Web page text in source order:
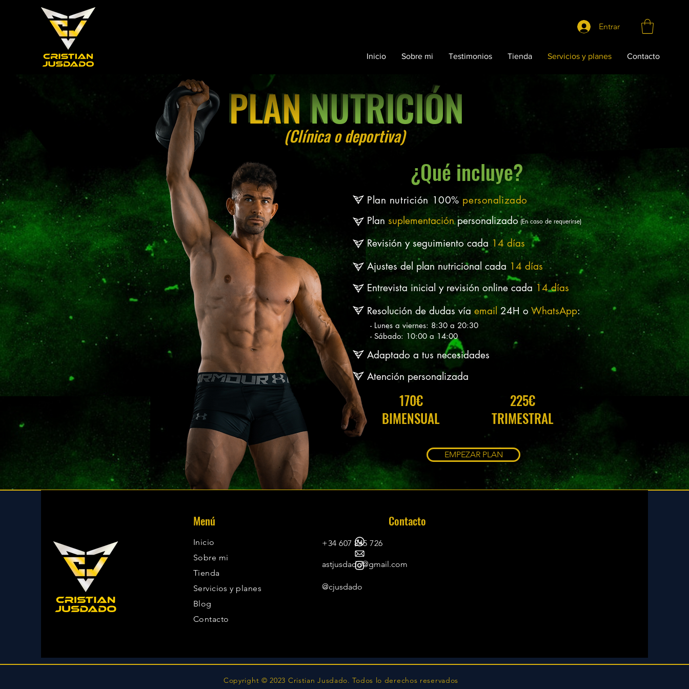
Entrar
Inicio Sobre mi Testimonios Tienda Servicios y planes Contacto
PLAN NUTRICIÓN
PLAN NUTRICIÓN
¿Qué incluye?
Plan nutrición 100% personalizado
Plan suplementaciónpersonalizado (En caso de requerirse)
Revisión y seguimiento cada 14 días
Ajustesdel plan nutricional cada 14 días
Entrevista inicial y revisión online cada 14días
Resolución de dudas vía email 24H o WhatsApp:
- Lunes a viernes: 8:30 a 20:30
- Sábado: 10:00 a 14:00
Adaptado a tus necesidades
Atención personalizada
170€
BIMENSUAL
225€
TRIMESTRAL
(Clínica o deportiva)
EMPEZAR PLAN
Menú
Inicio
Sobre mi
Tienda
Servicios y planes
Blog
Contacto
Contacto
+34 607 845 726
astjusdado@gmail.com
@cjusdado
Copyright © 2023 Cristian Jusdado. Todos lo derechos reservados